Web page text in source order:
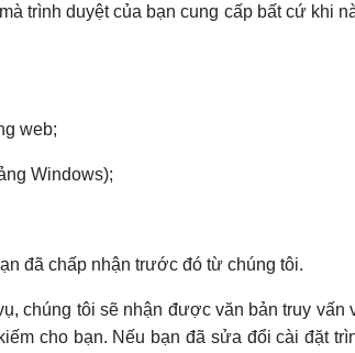
trình duyệt của bạn cung cấp bất cứ khi
web;
Windows);
đã chấp nhận trước đó từ chúng tôi.
chúng tôi sẽ nhận được văn bản truy vấn
cho bạn. Nếu bạn đã sửa đổi cài đặt